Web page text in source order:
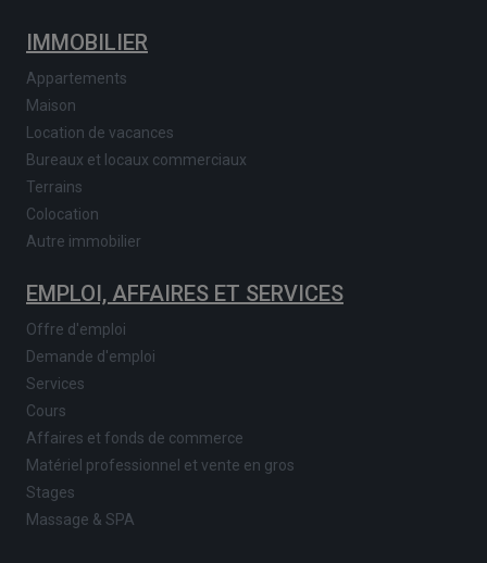
IMMOBILIER
Appartements
Maison
Location de vacances
Bureaux et locaux commerciaux
Terrains
Colocation
Autre immobilier
EMPLOI, AFFAIRES ET SERVICES
Offre d'emploi
Demande d'emploi
Services
Cours
Affaires et fonds de commerce
Matériel professionnel et vente en gros
Stages
Massage & SPA